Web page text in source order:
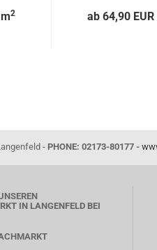
2 ab 64,90
- PHONE: 02173-80177 -
IN LANGENFELD BEI